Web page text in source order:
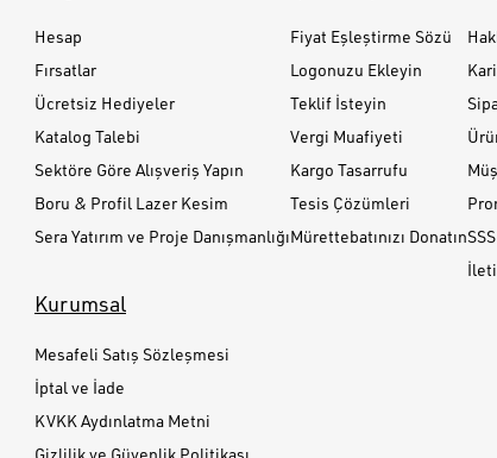
Hesap
Fırsatlar
Ücretsiz Hediyeler
Katalog Talebi
Sektöre Göre Alışveriş Yapın
Boru & Profil Lazer Kesim
Sera Yatırım ve Proje Danışmanlığı
Fiyat Eşleştirme Sözü
Logonuzu Ekleyin
Teklif İsteyin
Vergi Muafiyeti
Kargo Tasarrufu
Tesis Çözümleri
Mürettebatınızı DonatınSSS
Kurumsal
Mesafeli Satış Sözleşmesi
İptal ve İade
KVKK Aydınlatma Metni
Gizlilik ve Güvenlik Politikası